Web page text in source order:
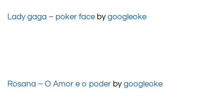
Lady gaga – poker face bygoogleoke
Rosana – O Amor e o poder bygoogleoke